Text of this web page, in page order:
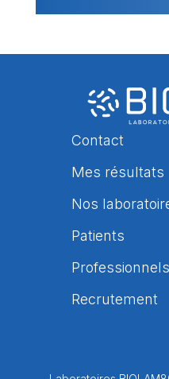
Contact
Mes résultats
Nos
Patients
Recrutement